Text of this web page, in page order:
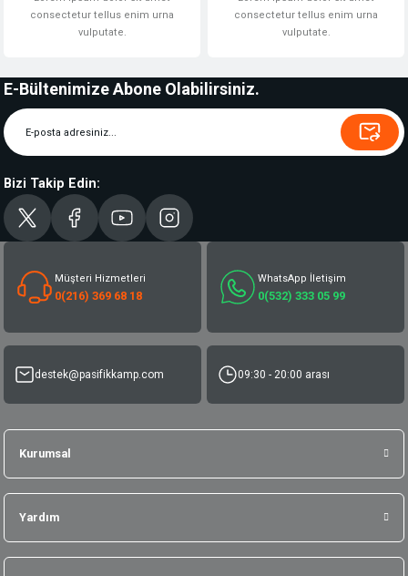
consectetur tellus enim urna
vulputate.
consectetur tellus enim urna
vulputate.
E-Bültenimize Abone Olabilirsiniz.
Bizi Takip Edin:
Müşteri Hizmetleri
0(216) 369 68 18
WhatsApp İletişim
0(532) 333 05 99
destek@pasifikkamp.com 09:30 - 20:00 arası
Kurumsal
Yardım